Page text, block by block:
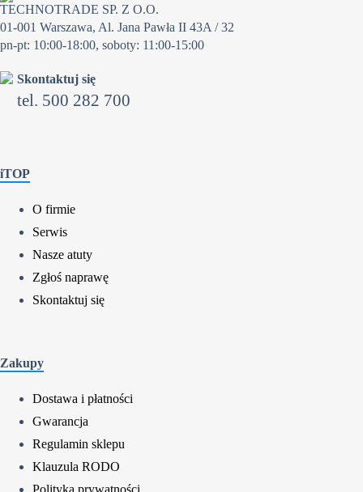
TECHNOTRADE SP. Z O.O.
01-001 Warszawa, Al. Jana Pawła II 43A / 32
pn-pt: 10:00-18:00, soboty: 11:00-15:00
Skontaktuj się
tel. 500 282 700
iTOP
O firmie
Serwis
Nasze atuty
Zgłoś naprawę
Skontaktuj się
Zakupy
Dostawa i płatności
Gwarancja
Regulamin sklepu
Klauzula RODO
Polityka prywatności